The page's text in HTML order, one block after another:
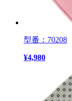
型番：70208
¥4,980